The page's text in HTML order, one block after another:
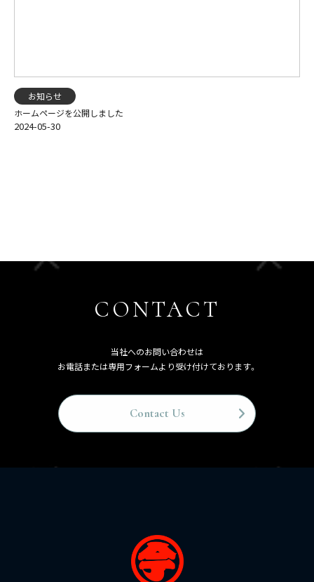
お知らせ
ホームページを公開しました
2024-05-30
CONTACT
当社へのお問い合わせは
お電話または専用フォームより受け付けております。
Contact Us